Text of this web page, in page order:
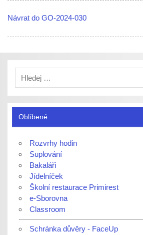
Návrat do GO-2024-030
Oblíbené
Rozvrhy hodin
Suplování
Bakaláři
Jídelníček
Školní restaurace Primirest
e-Sborovna
Classroom
Schránka důvěry - FaceUp